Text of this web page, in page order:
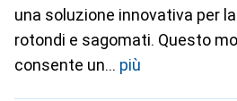
una soluzione innovativa per
rotondi e sagomati. Questo
consente un
più